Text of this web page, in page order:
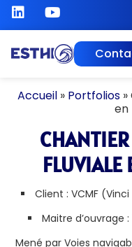
Accueil » Portfolios »
en
FLUVIALE
Client : VCMF
Maitre d’ouvrage
Mené par Voies